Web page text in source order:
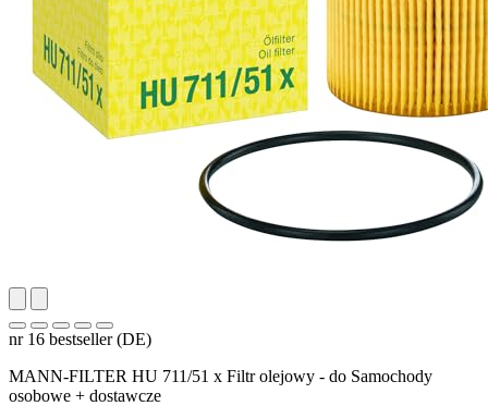
nr 16 bestseller (DE)
MANN-FILTER HU 711/51 x Filtr olejowy - do Samochody
osobowe + dostawcze